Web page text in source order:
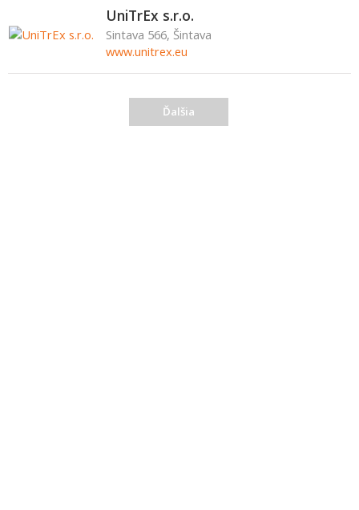
UniTrEx s.r.o.
Sintava 566, Šintava
www.unitrex.eu
Ďalšia